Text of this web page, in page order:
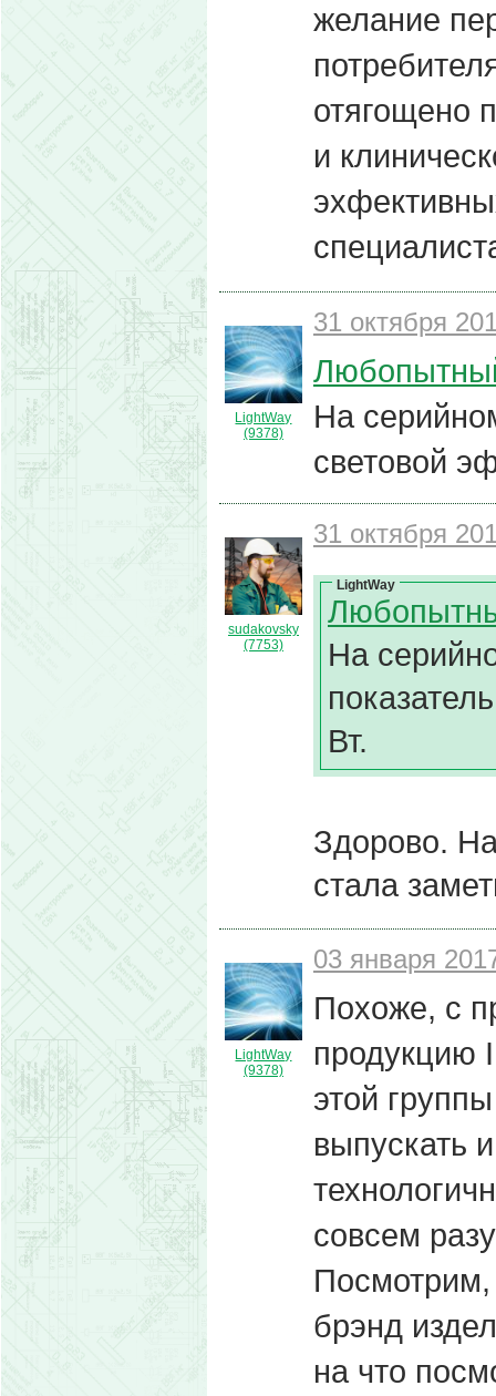
желание
отягощено
и
LightWay
(9378)
31 октября
На
световой
sudakovsky
(7753)
31 октября
LightWay
На
Вт.
Здорово.
стала
LightWay
(9378)
03 января
Похоже, с
продукцию
этой
выпускать
совсем
Посмотрим,
брэнд
на что